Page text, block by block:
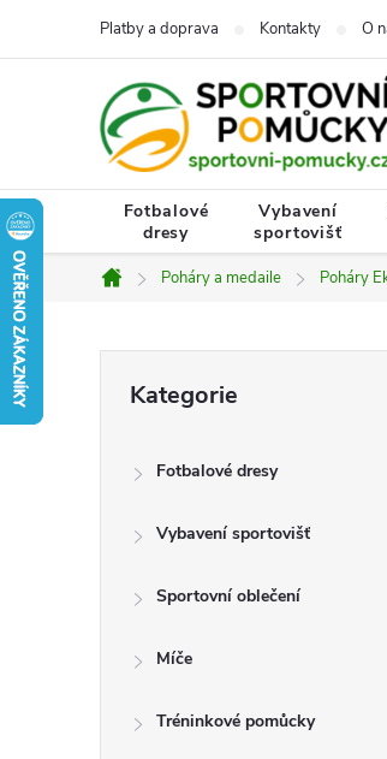
Platby a doprava Kontakty O
Fotbalové
dresy
Vybavení
sportovišť
Domů
Poháry a medaile Poháry
kategorie
Kategorie
Fotbalové dresy
Vybavení sportovišť
Sportovní oblečení
Míče
Tréninkové pomůcky